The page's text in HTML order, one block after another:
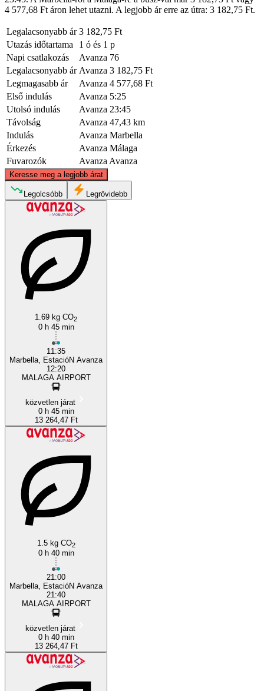
4 577,68 Ft áron lehet utazni. A legjobb ár erre az útra: 3 182,75 Ft.
Legalacsonyabb ár 3 182,75 Ft
Utazás időtartama
1 ó és 1 p
Napi csatlakozás
Avanza 76
Legalacsonyabb ár Avanza 3 182,75 Ft
Legmagasabb ár
Avanza 4 577,68 Ft
Első indulás
Avanza 5:25
Utolsó indulás
Avanza 23:45
Távolság
Avanza 47,43 km
Indulás
Avanza Marbella
Érkezés
Avanza Málaga
Fuvarozók
Avanza Avanza
Keresse meg a legjobb árat
©
Legolcsóbb Legrövidebb
1.69 kg CO2
0 h 45 min
11:35
Marbella, EstacióN Avanza
12:20
MALAGA AIRPORT
közvetlen járat
0 h 45 min
13 264,47 Ft
1.5 kg CO2
0 h 40 min
21:00
Marbella, EstacióN Avanza
21:40
MALAGA AIRPORT
közvetlen járat
0 h 40 min
13 264,47 Ft